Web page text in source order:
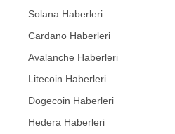
Solana Haberleri
Cardano Haberleri
Avalanche Haberleri
Litecoin Haberleri
Dogecoin Haberleri
Hedera Haberleri